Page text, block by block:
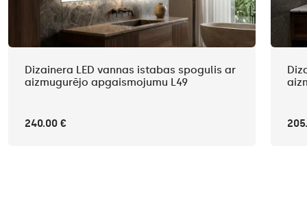
Dizainera LED vannas istabas spogulis ar
aizmugurējo apgaismojumu L49
240.00 €